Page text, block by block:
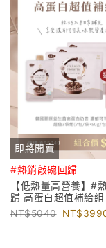
即將開賣
#熱銷敲碗回歸
【低熱量高營養】#
歸 高蛋白超值補給組
5040